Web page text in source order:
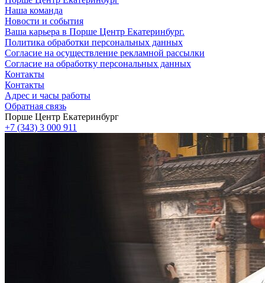
Наша команда
Новости и события
Ваша карьера в Порше Центр Екатеринбург.
Политика обработки персональных данных
Согласие на осуществление рекламной рассылки
Согласие на обработку персональных данных
Контакты
Контакты
Адрес и часы работы
Обратная связь
Порше Центр Екатеринбург
+7 (343) 3 000 911